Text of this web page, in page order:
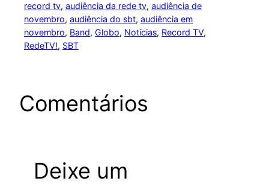
record tv, audiência da rede tv, audiência de
novembro, audiência do sbt, audiência em
novembro, Band, Globo, Notícias, Record TV
RedeTV!, SBT
Comentários
Deixe um